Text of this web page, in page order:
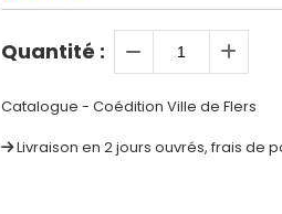
Quantité :
Catalogue - Coédition Ville de Flers
Livraison en 2 jours ouvrés, frais